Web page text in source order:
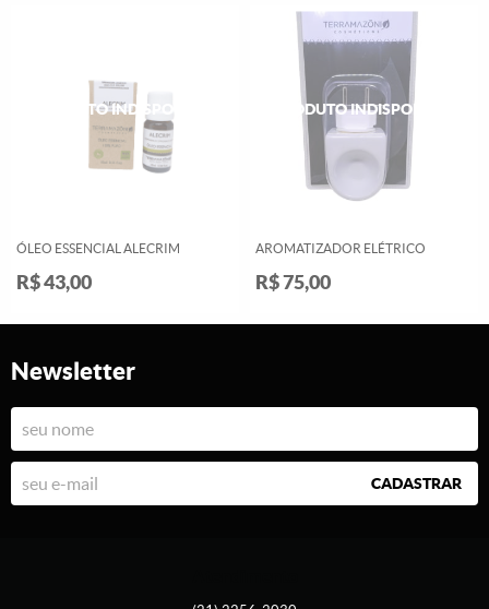
ÓLEO ESSENCIAL ALECRIM
R$ 43,00
AROMATIZADOR ELÉTRICO
R$ 75,00
Newsletter
CADASTRAR